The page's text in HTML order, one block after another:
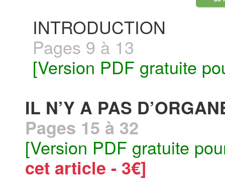
INTRODUCTION
Pages 9 à 13
[Version PDF gratuite
IL N’Y A PAS
Pages 15 à 32
[Version PDF gratuite
cet article - 3€]